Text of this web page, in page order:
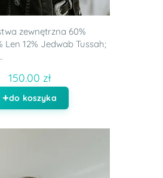
zewnętrzna 60%
Len 12% Jedwab Tussah;
150.00 zł
do koszyka